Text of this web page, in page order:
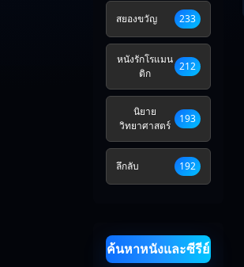
สยองขวัญ 233
หนังรักโรแมน
ติก
212
นิยาย
วิทยาศาสตร์
193
ลึกลับ 192
ค้นหาหนังและซีรีย์